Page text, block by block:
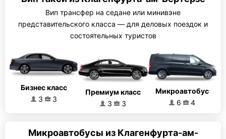
Вип трансфер на седане или минивэне
представительского класса — для деловых поездок и
состоятельных туристов
Бизнес класс
3
3
Премиум класс
3
3
Микроавтобус
6
4
Микроавтобусы из Клагенфурта-ам-